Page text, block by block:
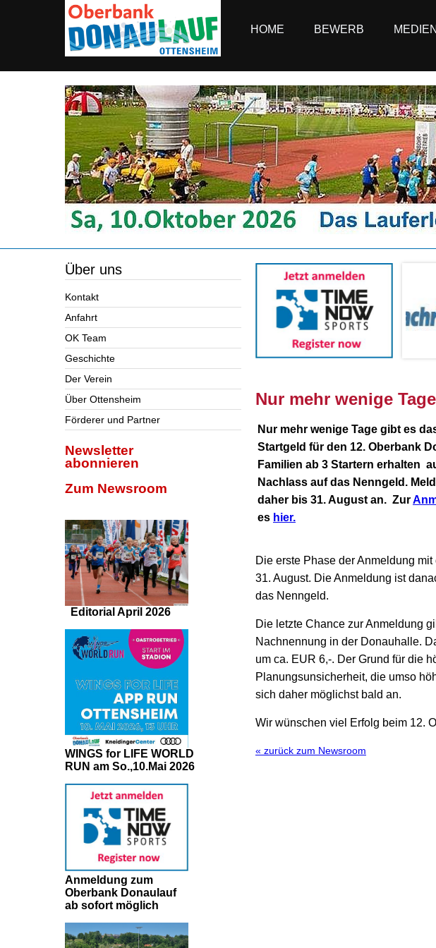
HOME BEWERB MEDIEN
Über uns
Kontakt
Anfahrt
OK Team
Geschichte
Der Verein
Über Ottensheim
Förderer und Partner
Newsletter
abonnieren
Zum Newsroom
Editorial April 2026
WINGS for LIFE WORLD
RUN am So.,10.Mai 2026
Anmeldung zum
Oberbank Donaulauf
ab sofort möglich
Nur mehr wenige
Nur mehr wenige Tage gibt es
Startgeld für den 12. Oberbank
Familien ab 3 Startern erhalten
Nachlass auf das Nenngeld .
daher bis 31. August an. Zur
es hier.
Die erste Phase der Anmeldung
31. August. Die Anmeldung ist
das Nenngeld.
Die letzte Chance zur Anmeldung
Nachnennung in der Donauhalle.
um ca. EUR 6,-. Der Grund für die
Planungsunsicherheit, die umso
sich daher möglichst bald an.
Wir wünschen viel Erfolg beim 12.
« zurück zum Newsroom